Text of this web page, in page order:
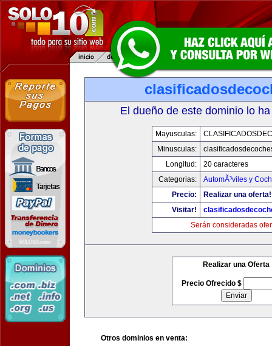
El dueño de este dominio lo
Mayusculas:
Minusculas:
Longitud:
20 caracteres
Categorias:
AutomÃ³viles y
Precio:
Realizar una oferta!
Visitar!
Serán consideradas
Realizar una Oferta
Precio Ofrecido $
Otros dominios en venta: